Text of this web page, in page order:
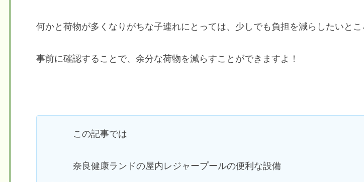
何かと荷物が多くなりがちな子連れにとっては、少しでも負担を減らしたいとこ
事前に確認することで、余分な荷物を減らすことができますよ！
この記事では
奈良健康ランドの屋内レジャープールの便利な設備